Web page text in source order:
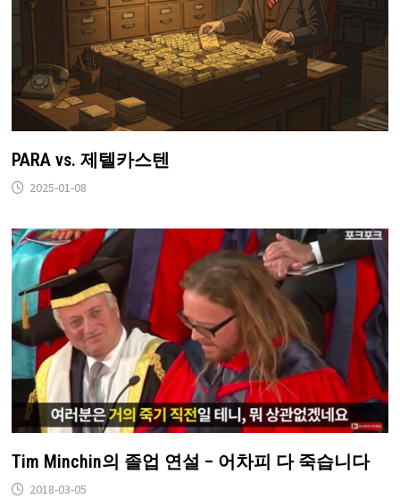
PARA vs. 제텔카스텐
2025-01-08
Tim Minchin의 졸업 연설 – 어차피 다 죽습니다
2018-03-05